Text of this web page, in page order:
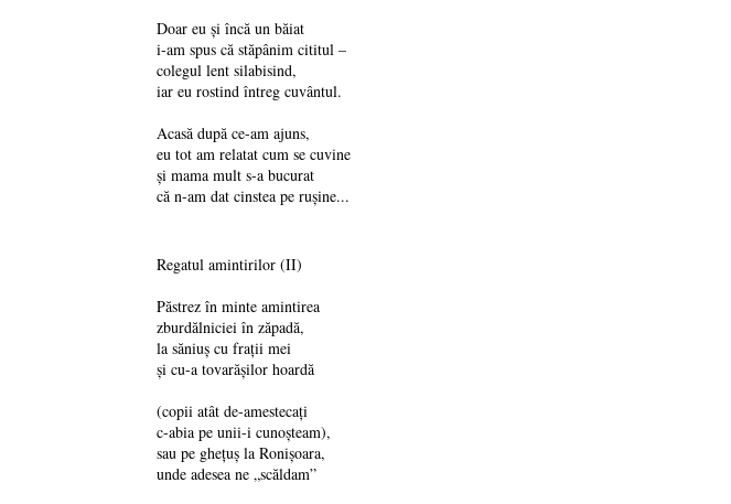
Doar eu și încă un băiat
i-am spus că stăpânim cititul –
colegul lent silabisind,
iar eu rostind întreg cuvântul.
Acasă după ce-am ajuns,
eu tot am relatat cum se cuvine
și mama mult s-a bucurat
că n-am dat cinstea pe rușine...
Regatul amintirilor (II)
Păstrez în minte amintirea
zburdălniciei în zăpadă,
la săniuș cu frații mei
și cu-a tovarășilor hoardă
(copii atât de-amestecați
c-abia pe unii-i cunoșteam),
sau pe ghețuș la Ronișoara,
unde adesea ne „scăldam”